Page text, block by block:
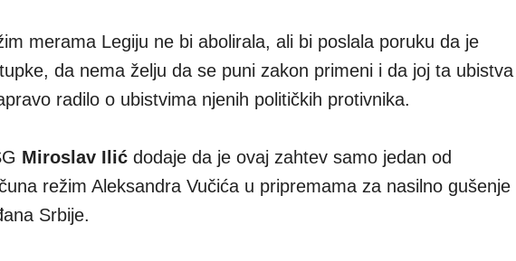
merama Legiju ne bi abolirala, ali bi poslala poruku da je
da nema želju da se puni zakon primeni i da joj ta ubistva
radilo o ubistvima njenih političkih protivnika.
Miroslav Ilić dodaje da je ovaj zahtev samo jedan od
režim Aleksandra Vučića u pripremama za nasilno gušenje
Srbije.